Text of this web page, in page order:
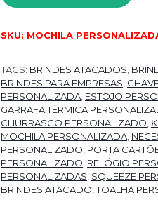
SKU: MOCHILA
TAGS: BRINDES ATACADOS,
BRINDES PARA EMPRESAS,
PERSONALIZADA, ESTOJO
GARRAFA TÉRMICA
CHURRASCO PERSONALIZADO,
MOCHILA PERSONALIZADA,
PERSONALIZADO, PORTA
PERSONALIZADO, RELÓGIO
PERSONALIZADAS, SQUEEZE
BRINDES ATACADO,TOALHA